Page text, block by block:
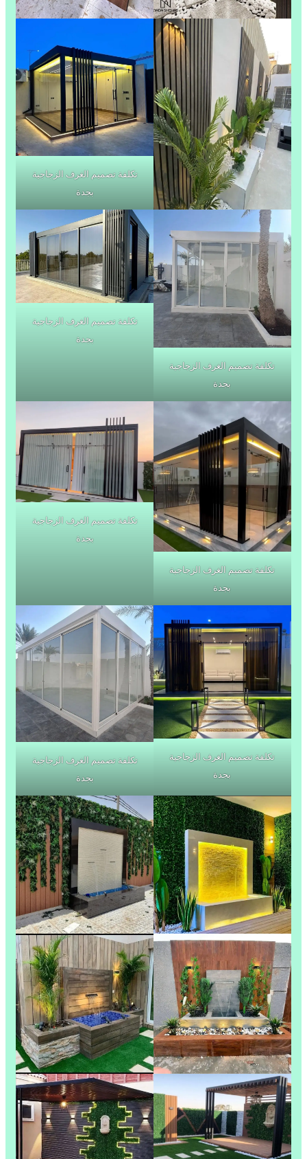
تكلفة تصميم الغرف الزجاجية
بجدة
تكلفة تصميم الغرف الزجاجية
بجدة
تكلفة تصميم الغرف الزجاجية
بجدة
تكلفة تصميم الغرف الزجاجية
بجدة
تكلفة تصميم الغرف الزجاجية
بجدة
تكلفة تصميم الغرف الزجاجية
بجدة
تكلفة تصميم الغرف الزجاجية
بجدة